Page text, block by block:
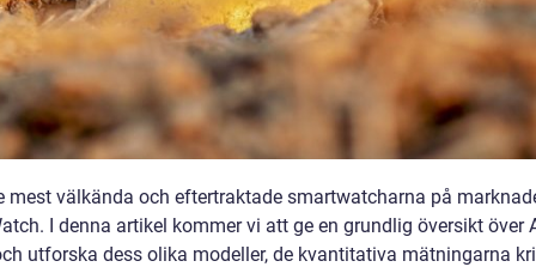
mest välkända och eftertraktade smartwatcharna på
I denna artikel kommer vi att ge en grundlig översikt över
utforska dess olika modeller, de kvantitativa mätningarna